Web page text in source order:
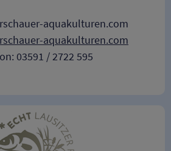
aquakulturen.com
aquakulturen.com
03591 / 2722 595